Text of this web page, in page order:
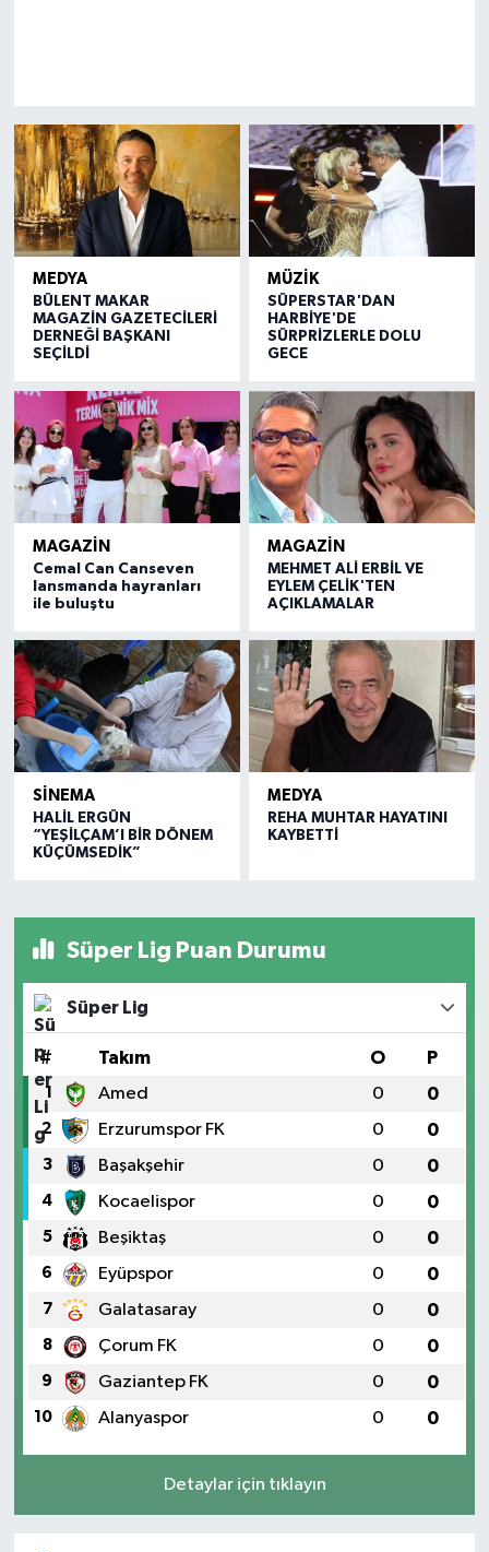
MEDYA
BÜLENT MAKAR
MAGAZİN GAZETECİLERİ
DERNEĞİ BAŞKANI
SEÇİLDİ
MÜZİK
SÜPERSTAR'DAN
HARBİYE'DE
SÜRPRİZLERLE DOLU
GECE
MAGAZİN
Cemal Can Canseven
lansmanda hayranları
ile buluştu
MAGAZİN
MEHMET ALİ ERBİL VE
EYLEM ÇELİK'TEN
AÇIKLAMALAR
SİNEMA
HALİL ERGÜN
“YEŞİLÇAM’I BİR DÖNEM
KÜÇÜMSEDİK”
MEDYA
REHA MUHTAR HAYATINI
KAYBETTİ
Süper Lig Puan Durumu
Süper Lig
# Takım O P
1 Amed 0 0
2 Erzurumspor FK 0 0
3 Başakşehir 0 0
4 Kocaelispor 0 0
5 Beşiktaş 0 0
6 Eyüpspor 0 0
7 Galatasaray 0 0
8 Çorum FK 0 0
9 Gaziantep FK 0 0
10 Alanyaspor 0 0
Detaylar için tıklayın